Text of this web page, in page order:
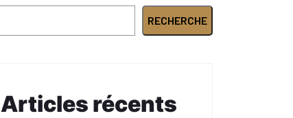
RECHERCHE
Articles récents